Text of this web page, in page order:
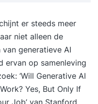
er steeds meer
niet alleen de
generatieve AI
ervan op samenleving
‘Will Generative AI
Yes, But Only If